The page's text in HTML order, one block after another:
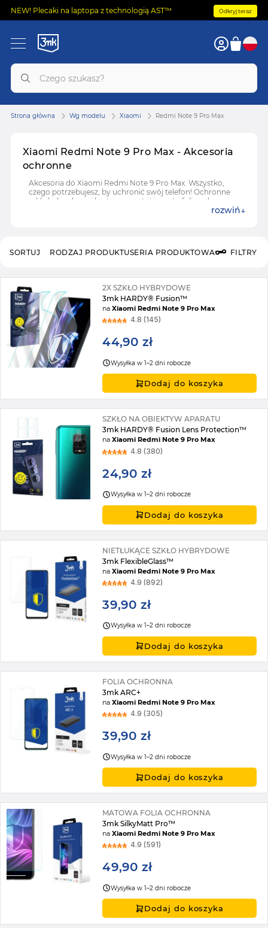
NEW! Plecaki na laptopa z technologią AST™ Odkryj teraz
Xiaomi Redmi Note 9 Pro Max - Akcesoria
ochronne
Akcesoria do Xiaomi Redmi Note 9 Pro Max. Wszystko,
czego potrzebujesz, by uchronić swój telefon! Ochronne
szkła hybrydowe i hartowane, etui i case'y, folie ochronne
rozwiń
Strona główna Wg modelu Xiaomi Redmi Note 9 Pro Max
RODZAJ PRODUKTUSERIA PRODUKTOWA FILTRY
SORTUJ
2X SZKŁO HYBRYDOWE
3mk HARDY® Fusion™
naXiaomi Redmi Note 9 Pro Max
4.8 (145)
44,90 zł
Wysyłka w 1–2 dni robocze
Dodaj do koszyka
SZKŁO NA OBIEKTYW APARATU
3mk HARDY® Fusion Lens Protection™
naXiaomi Redmi Note 9 Pro Max
4.8 (380)
24,90 zł
Wysyłka w 1–2 dni robocze
Dodaj do koszyka
NIETŁUKĄCE SZKŁO HYBRYDOWE
3mk FlexibleGlass™
naXiaomi Redmi Note 9 Pro Max
4.9 (892)
39,90 zł
Wysyłka w 1–2 dni robocze
Dodaj do koszyka
FOLIA OCHRONNA
3mk ARC+
naXiaomi Redmi Note 9 Pro Max
4.9 (305)
39,90 zł
Wysyłka w 1–2 dni robocze
Dodaj do koszyka
MATOWA FOLIA OCHRONNA
3mk SilkyMatt Pro™
naXiaomi Redmi Note 9 Pro Max
4.9 (591)
49,90 zł
Wysyłka w 1–2 dni robocze
Dodaj do koszyka